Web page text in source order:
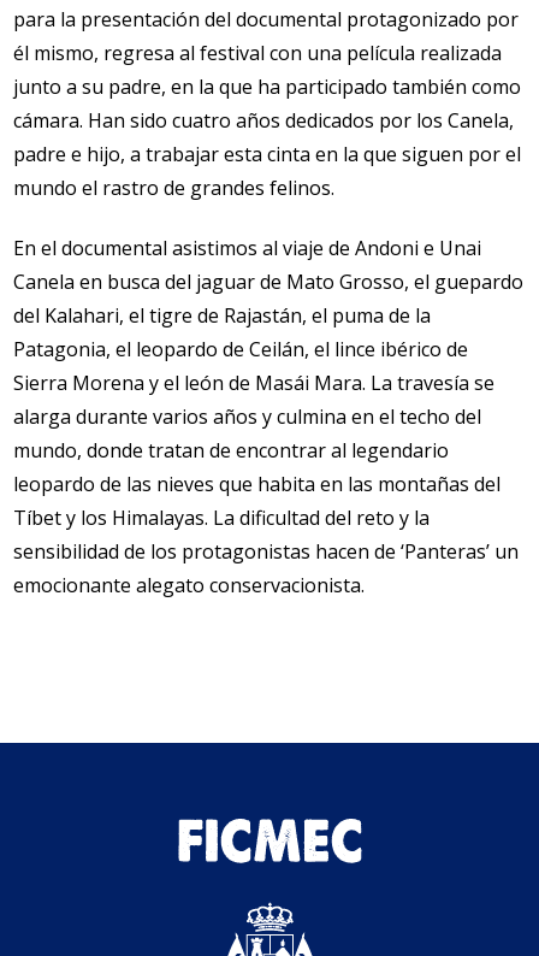
para la presentación del documental protagonizado por
él mismo, regresa al festival con una película realizada
junto a su padre, en la que ha participado también como
cámara. Han sido cuatro años dedicados por los Canela,
padre e hijo, a trabajar esta cinta en la que siguen por el
mundo el rastro de grandes felinos.
En el documental asistimos al viaje de Andoni e Unai
Canela en busca del jaguar de Mato Grosso, el guepardo
del Kalahari, el tigre de Rajastán, el puma de la
Patagonia, el leopardo de Ceilán, el lince ibérico de
Sierra Morena y el león de Masái Mara. La travesía se
alarga durante varios años y culmina en el techo del
mundo, donde tratan de encontrar al legendario
leopardo de las nieves que habita en las montañas del
Tíbet y los Himalayas. La dificultad del reto y la
sensibilidad de los protagonistas hacen de ‘Panteras’ un
emocionante alegato conservacionista.